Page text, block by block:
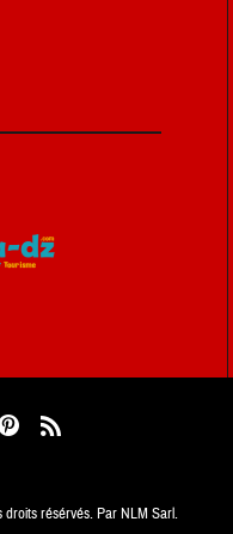
droits résérvés. Par NLM Sarl.